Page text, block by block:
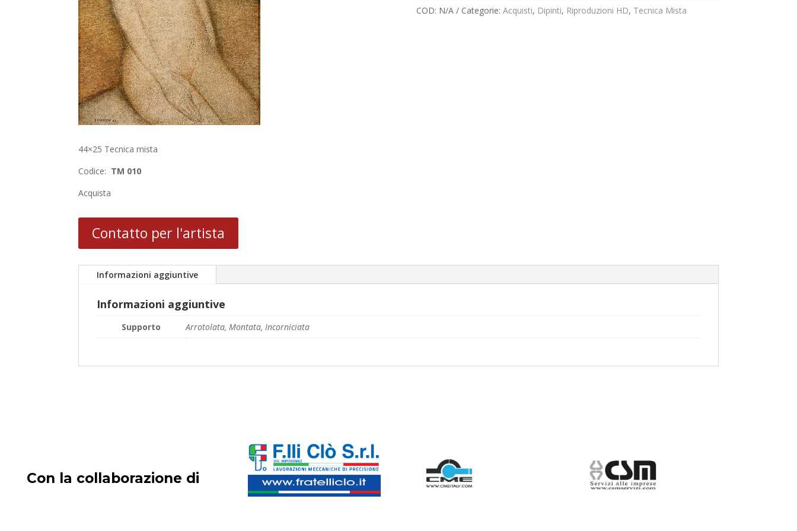
44×25 Tecnica mista
Codice: TM 010
Acquista
Contatto per l'artista
da
COD: N/A Categorie: Acquisti, Dipinti, Riproduzioni HD, Tecnica Mista
Informazioni aggiuntive
Informazioni aggiuntive
Supporto Arrotolata, Montata, Incorniciata
Con la collaborazione di